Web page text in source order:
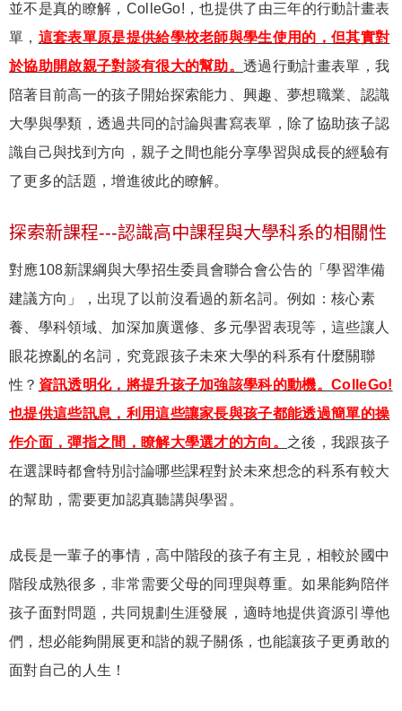
並不是真的瞭解，ColleGo!，也提供了由三年的行動計畫表
單， 這套表單原是提供給學校老師與學生使用的，但其實對
於協助開啟親子對談有很大的幫助。透過行動計畫表單，我
陪著目前高一的孩子開始探索能力、興趣、夢想職業、認識
大學與學類，透過共同的討論與書寫表單，除了協助孩子認
識自己與找到方向，親子之間也能分享學習與成長的經驗有
了更多的話題，增進彼此的瞭解。
探索新課程---認識高中課程與大學科系的相關性
對應108新課綱與大學招生委員會聯合會公告的「學習準備
建議方向」，出現了以前沒看過的新名詞。例如：核心素
養、學科領域、加深加廣選修、多元學習表現等，這些讓人
眼花撩亂的名詞，究竟跟孩子未來大學的科系有什麼關聯
性？ 資訊透明化，將提升孩子加強該學科的動機。ColleGo!
也提供這些訊息，利用這些讓家長與孩子都能透過簡單的操
作介面，彈指之間，瞭解大學選才的方向。 之後，我跟孩子
在選課時都會特別討論哪些課程對於未來想念的科系有較大
的幫助，需要更加認真聽講與學習。
成長是一輩子的事情，高中階段的孩子有主見，相較於國中
階段成熟很多，非常需要父母的同理與尊重。如果能夠陪伴
孩子面對問題，共同規劃生涯發展，適時地提供資源引導他
們，想必能夠開展更和諧的親子關係，也能讓孩子更勇敢的
面對自己的人生！